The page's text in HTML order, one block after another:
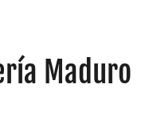
Maduro